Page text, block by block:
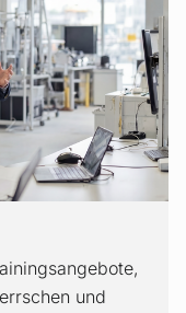
und